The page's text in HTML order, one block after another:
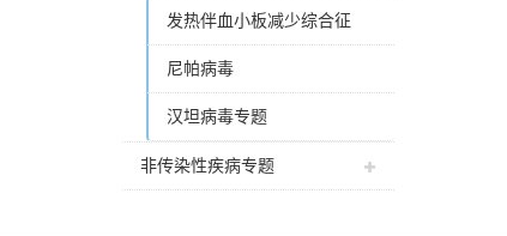
发热伴血小板减少综合征
尼帕病毒
汉坦病毒专题
非传染性疾病专题